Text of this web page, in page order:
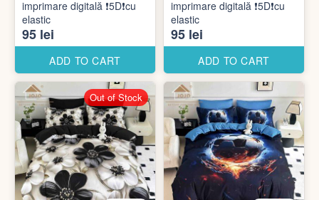
imprimare digitală ❗️5D❗️cu
elastic
95 lei
ADD TO CART
imprimare digitală ❗️5D❗️cu
elastic
95 lei
ADD TO CART
Out of Stock